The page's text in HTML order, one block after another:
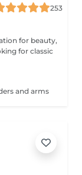
253
for beauty,
and arms